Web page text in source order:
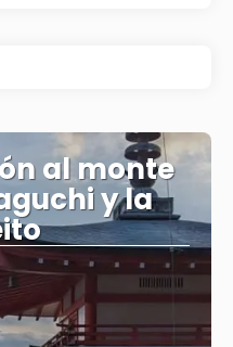
al monte
y la